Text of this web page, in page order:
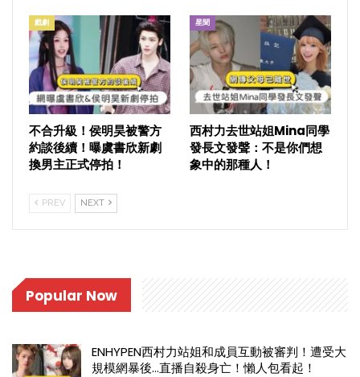
戲劇
不合升級！侯明昊被警方
約談後續！曝虞書欣新劇
換男主正式停拍！
星聞
西村力去世站姐Mina同學
發長文發聲：不是你們想
象中的那種人！
PREV NEXT
Popular Now
ENHYPEN西村力站姐和成員互動被審判！遭受大
規模網暴後…直播自殺身亡！懶人包看起！